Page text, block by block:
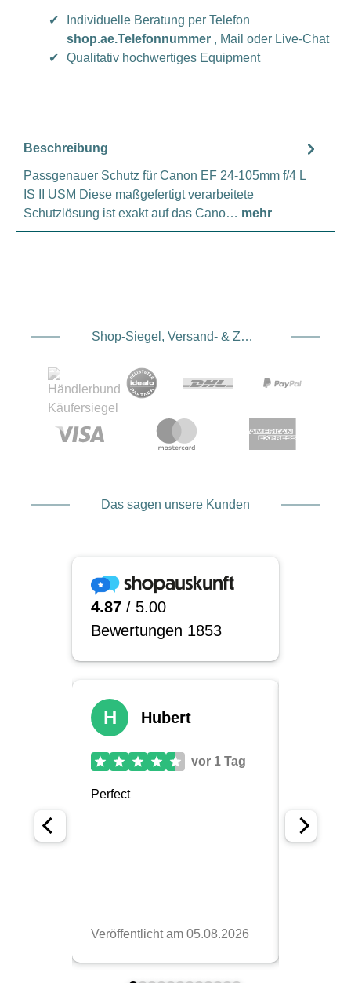
✔
Individuelle Beratung per Telefon
shop.ae.Telefonnummer , Mail oder Live-Chat
✔
Qualitativ hochwertiges Equipment
Beschreibung
Passgenauer Schutz für Canon EF 24-105mm f/4 L
IS II USM Diese maßgefertigt verarbeitete
Schutzlösung ist exakt auf das Cano… mehr
Shop-Siegel, Versand- & Zahlungsdienstleister
Das sagen unsere Kunden